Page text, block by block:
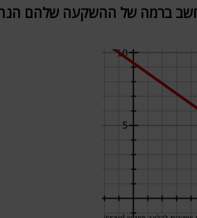
ברמה של ההשקעה שלהם